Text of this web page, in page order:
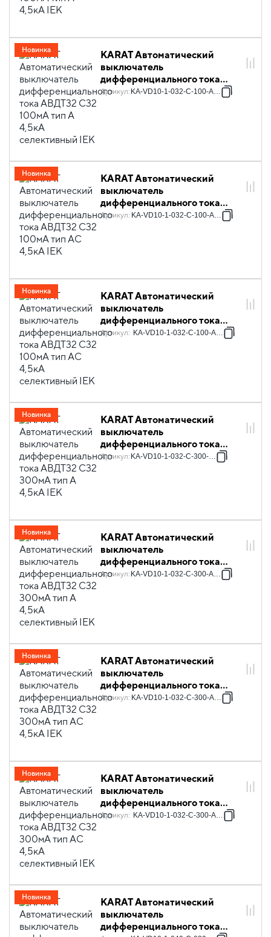
KARAT Автоматический
выключатель
дифференциального тока
АВДТ32 C32 100мА тип A
Артикул: KA-VD10-1-032-C-100-A-1S
Новинка
KARAT Автоматический
выключатель
дифференциального тока
АВДТ32 C32 100мА тип AC
Артикул: KA-VD10-1-032-C-100-AC-1
Новинка
KARAT Автоматический
выключатель
дифференциального тока
АВДТ32 C32 100мА тип AC
Артикул: KA-VD10-1-032-C-100-AC-1S
Новинка
KARAT Автоматический
выключатель
дифференциального тока
АВДТ32 C32 300мА тип A
Артикул: KA-VD10-1-032-C-300-A-1
Новинка
KARAT Автоматический
выключатель
дифференциального тока
АВДТ32 C32 300мА тип A
Артикул: KA-VD10-1-032-C-300-A-1S
Новинка
KARAT Автоматический
выключатель
дифференциального тока
АВДТ32 C32 300мА тип AC
Артикул: KA-VD10-1-032-C-300-AC-1
Новинка
KARAT Автоматический
выключатель
дифференциального тока
АВДТ32 C32 300мА тип AC
Артикул: KA-VD10-1-032-C-300-AC-1S
Новинка
KARAT Автоматический
выключатель
дифференциального тока
Новинка